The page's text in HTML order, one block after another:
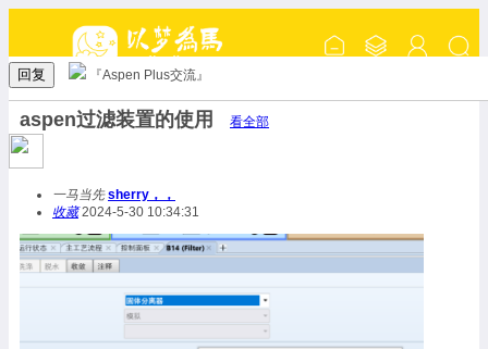
回复 『Aspen Plus交流』
aspen过滤装置的使用 看全部
一马当先 sherry，，
收藏2024-5-30 10:34:31